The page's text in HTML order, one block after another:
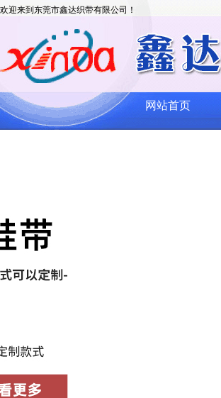
欢迎来到东莞市鑫达织带有限公司！
网站首页